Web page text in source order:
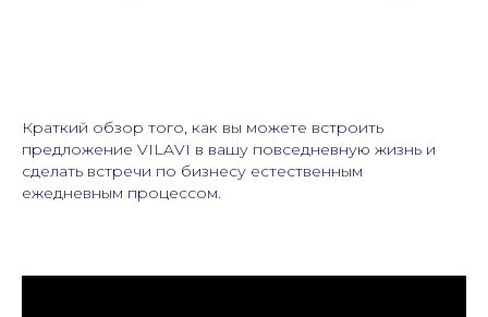
Краткий обзор того, как вы можете встроить
предложение VILAVI в вашу повседневную жизнь и
сделать встречи по бизнесу естественным
ежедневным процессом.